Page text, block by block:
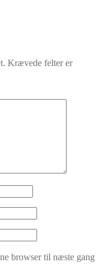
Krævede felter er
browser til næste gang